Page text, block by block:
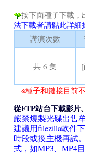
按下面種子下載，
法下載者請點此詳細
講演次數
共 6 集
※種子和鏈接目前
從FTP站台下載影片
嚴禁燒製光碟出售
建議用filezilla軟件
時段或換主機再試
式，如MP3、MP4